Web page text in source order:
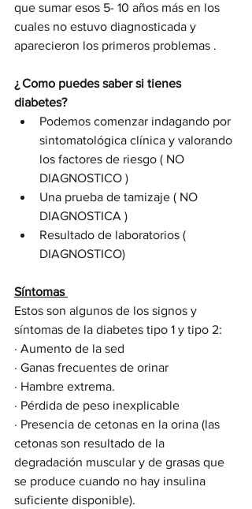
que sumar esos 5- 10 años más en los
cuales no estuvo diagnosticada y
aparecieron los primeros problemas .
¿ Como puedes saber si tienes
diabetes?
Podemos comenzar indagando por
sintomatológica clínica y valorando
los factores de riesgo ( NO
DIAGNOSTICO )
Una prueba de tamizaje ( NO
DIAGNOSTICA )
Resultado de laboratorios (
DIAGNOSTICO)
Síntomas
Estos son algunos de los signos y
síntomas de la diabetes tipo 1 y tipo 2:
· Aumento de la sed
· Ganas frecuentes de orinar
· Hambre extrema.
· Pérdida de peso inexplicable
· Presencia de cetonas en la orina (las
cetonas son resultado de la
degradación muscular y de grasas que
se produce cuando no hay insulina
suficiente disponible).